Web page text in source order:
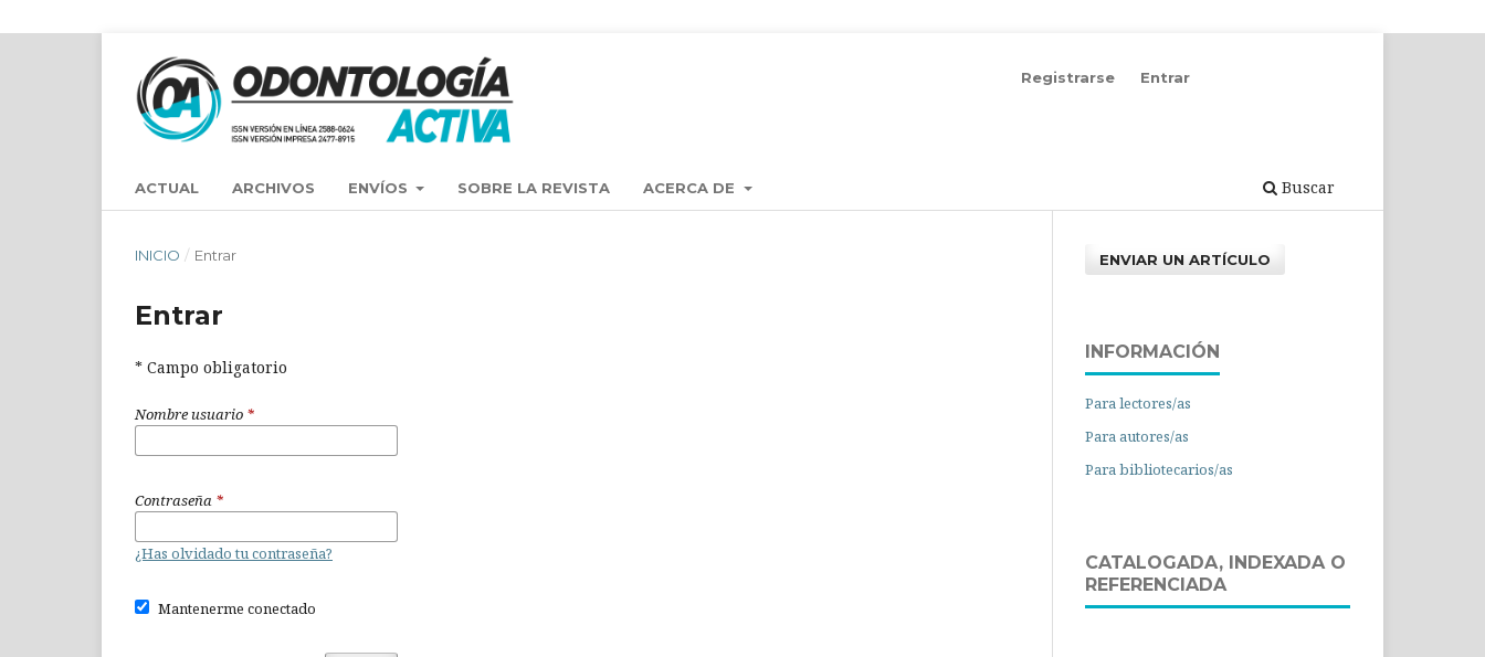
ACTUAL ARCHIVOS ENVÍOS SOBRE LA REVISTA ACERCA DE Buscar
Registrarse Entrar
INICIO / Entrar
Entrar
* Campo obligatorio
Nombre usuario *
Contraseña *
¿Has olvidado tu contraseña?
Mantenerme conectado
ENVIAR UN ARTÍCULO
INFORMACIÓN
Para lectores/as
Para autores/as
Para bibliotecarios/as
CATALOGADA, INDEXADA O
REFERENCIADA